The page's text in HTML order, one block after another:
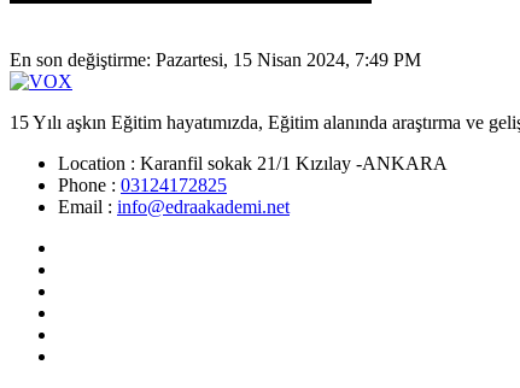
En son değiştirme: Pazartesi, 15 Nisan 2024, 7:49 PM
15 Yılı aşkın Eğitim hayatımızda, Eğitim alanında araştırma ve
Location : Karanfil sokak 21/1 Kızılay -ANKARA
Phone : 03124172825
Email : info@edraakademi.net